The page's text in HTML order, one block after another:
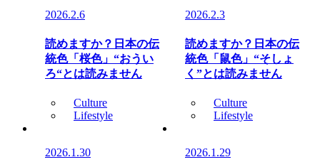
2026.2.6
読めますか？日本の伝
統色「桜色」“おうい
ろ“とは読みません
Culture
Lifestyle
2026.2.3
読めますか？日本の伝
統色「鼠色」“そしょ
く”とは読みません
Culture
Lifestyle
2026.1.30 2026.1.29